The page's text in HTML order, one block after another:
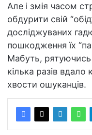
Але і змія часом
обдурити свій
досліджуваних
пошкодження їх
Мабуть, рятуючись
кілька разів
хвости ошуканців.